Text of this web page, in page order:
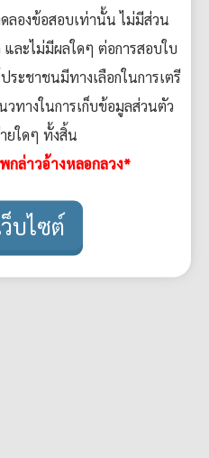
ลองข้อสอบเท่านั้น ไม่มีส่วน
และไม่มีผลใดๆ ต่อการสอบใบ
ระชาชนมีทางเลือกในการเตรี
ทางในการเก็บข้อมูลส่วนตัว
ยใดๆ ทั้งสิ้น
กล่าวอ้างหลอกลวง*
ว็บไซต์